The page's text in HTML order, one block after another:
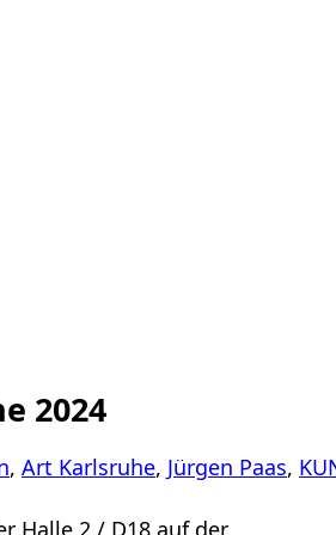
2024
, Art Karlsruhe, Jürgen Paas,